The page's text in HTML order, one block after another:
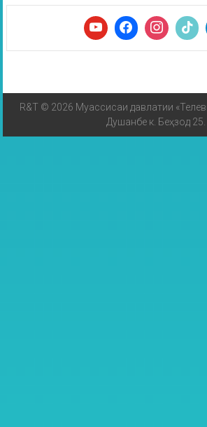
R&T © 2026 Муассисаи давлатии
Душанбе к. Беҳзод 25.